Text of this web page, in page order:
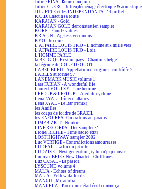
Julie REINS - Reine d'un jour
Julien CLERC - Julien déménage électrique & acoustique
JULIETTE et les INDÉPENDANTS - 14 juillet
K.O.D. Chacun sa route
KARAJAN - Gold
KARAJAN GOLD demonstration sampler
KORN - Family values
KRISIUN - Ageless venomous
KYO - Je cours
L'AFFAIRE LOUIS TRIO - L'homme aux mille vies
L'AFFAIRE LOUIS TRIO - Loin
L'HOMME PARLE
la BELGIQUE est un pays - Chantons belge
la légende du GOLF DROUOT
LABEL BLEU - Appellation d'origine incontrôlée 2
LABELS automne 97
LANDMARK MUSIC volume 1
Lara FABIAN - A wonderful life
Laurent VOULZY - Une héroïne
LEFDUP & LEFDUP - L'oeil du cyclone
Lena AYAL - Dîner d'affaires
Lena AYAL - Le Bar (remix)
les Antilles
les coups de foudre de BRAZIL
les ENFOIRÉS - On ira tous au paradis
LIMP BIZKIT - Nookie
LINE RECORDS - Der Sampler 31
Lionel RICHIE - Time [radio edit]
LOST HIGHWAY sampler 2002
Luc VERTIGE - Contradictions amoureuses
LUDÉAL - La fin du pétrole
LUDAIZE - Next generation, rythm'n'pop music
Ludovic BEIER New Quartet - Chilltimes
Luz CASAL - La pasion
LYSOUND volume 4
MALIA - Echoes of dreams
MALIA - Yellow daffodils
MANGU - Mi familia
MANUELA - Parce que c'était écrit comme ça